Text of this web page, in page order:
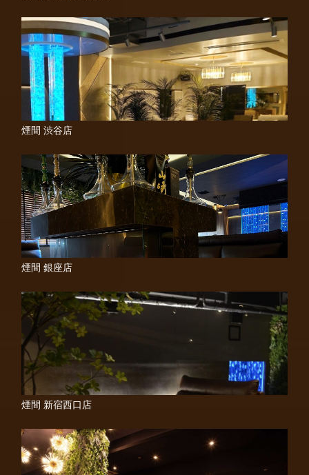
煙間 渋谷店
煙間 銀座店
煙間 新宿西口店